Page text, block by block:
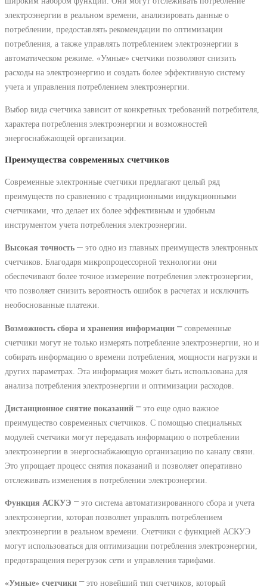
электроэнергии в реальном времени, анализировать данные о
потреблении, предоставлять рекомендации по оптимизации
потребления, а также управлять потреблением электроэнергии в
автоматическом режиме. «Умные» счетчики позволяют снизить
расходы на электроэнергию и создать более эффективную систему
учета и управления потреблением электроэнергии.
Выбор вида счетчика зависит от конкретных требований потребителя,
характера потребления электроэнергии и возможностей
энергоснабжающей организации.
Преимущества современных счетчиков
Современные электронные счетчики предлагают целый ряд
преимуществ по сравнению с традиционными индукционными
счетчиками, что делает их более эффективным и удобным
инструментом учета потребления электроэнергии.
Высокая точность ─ это одно из главных преимуществ электронных
счетчиков. Благодаря микропроцессорной технологии они
обеспечивают более точное измерение потребления электроэнергии,
что позволяет снизить вероятность ошибок в расчетах и исключить
необоснованные платежи.
Возможность сбора и хранения информации ⎻ современные
счетчики могут не только измерять потребление электроэнергии, но и
собирать информацию о времени потребления, мощности нагрузки и
других параметрах. Эта информация может быть использована для
анализа потребления электроэнергии и оптимизации расходов.
Дистанционное снятие показаний ⎻ это еще одно важное
преимущество современных счетчиков. С помощью специальных
модулей счетчики могут передавать информацию о потреблении
электроэнергии в энергоснабжающую организацию по каналу связи.
Это упрощает процесс снятия показаний и позволяет оперативно
отслеживать изменения в потреблении электроэнергии.
Функция АСКУЭ ⎻ это система автоматизированного сбора и учета
электроэнергии, которая позволяет управлять потреблением
электроэнергии в реальном времени. Счетчики с функцией АСКУЭ
могут использоваться для оптимизации потребления электроэнергии,
предотвращения перегрузок сети и управления тарифами.
«Умные» счетчики ⎻ это новейший тип счетчиков, который